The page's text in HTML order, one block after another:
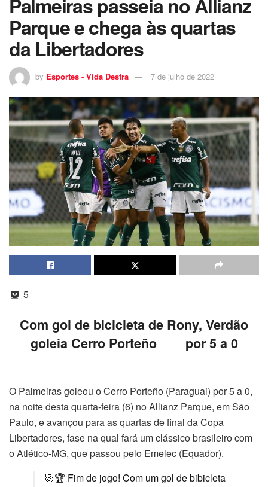
Parque e chega às quartas
da Libertadores
by Esportes - Vida Destra 7 de julho de 2022
5
Com gol de bicicleta de Rony, Verdão
goleia Cerro Porteño por 5 a 0
O Palmeiras goleou o Cerro Porteño (Paraguai) por 5 a 0,
na noite desta quarta-feira (6) no Allianz Parque, em São
Paulo, e avançou para as quartas de final da Copa
Libertadores, fase na qual fará um clássico brasileiro com
o Atlético-MG, que passou pelo Emelec (Equador).
🐷🏆 Fim de jogo! Com um gol de bibicleta